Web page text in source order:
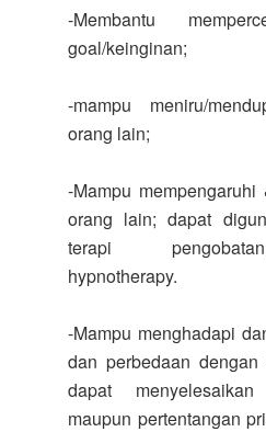
-Membantu
goal/keinginan;
-mampu meniru/
orang lain;
-Mampu
orang lain; dapat
terapi
hypnotherapy.
-Mampu menghadapi
dan perbedaan
dapat
maupun pertentangan